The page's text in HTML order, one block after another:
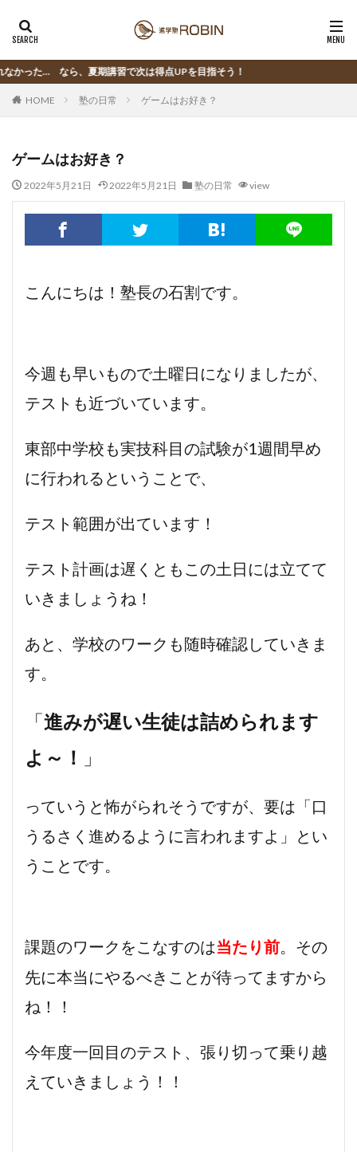
、夏期講習で次は得点UPを目指そう！
HOME 塾の日常 ゲームはお好き？
ゲームはお好き？
2022年5月21日 2022年5月21日 塾の日常 view
こんにちは！塾長の石割です。
今週も早いもので土曜日になりましたが、
テストも近づいています。
東部中学校も実技科目の試験が1週間早め
に行われるということで、
テスト範囲が出ています！
テスト計画は遅くともこの土日には立てて
いきましょうね！
あと、学校のワークも随時確認していきま
す。
「進みが遅い生徒は詰められます
よ～！
」
っていうと怖がられそうですが、要は「口
うるさく進めるように言われますよ」とい
うことです。
課題のワークをこなすのは当たり前。その
先に本当にやるべきことが待ってますから
ね！！
今年度一回目のテスト、張り切って乗り越
えていきましょう！！